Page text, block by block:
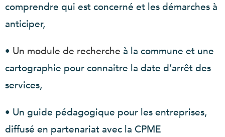
comprendre qui est concerné et les démarches à
anticiper,
• Un module de recherche à la commune et une
cartographie pour connaitre la date d’arrêt des
services,
• Un guide pédagogique pour les entreprises,
diffusé en partenariat avec la CPME